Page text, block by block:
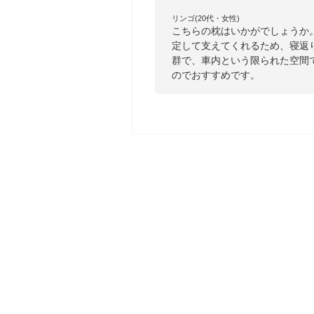
リンゴ(20代・女性)
こちらの枕はいかがでしょう
定して支えてくれるため、寝
群で、車内という限られた空
のでおすすめです。